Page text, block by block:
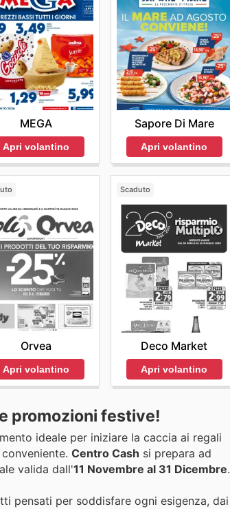
MEGA
Apri volantino
Sapore Di Mare
Apri volantino
Orvea
Apri volantino
Scaduto
Deco Market
Apri volantino
promozioni festive!
ideale per iniziare la caccia ai regali
Centro Cash si prepara ad
valida dall'11 Novembre al 31 Dicembre.
pensati per soddisfare ogni esigenza, dai